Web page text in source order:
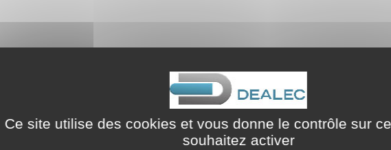
Ce site utilise des cookies et vous donne le contrôle sur
souhaitez activer